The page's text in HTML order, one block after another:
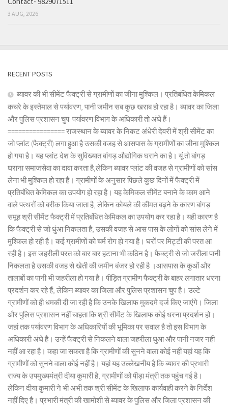
3 AUG, 2026
RECENT POSTS
ब्यावर की भी सीमेंट फैक्ट्री से ग्रामीणों का जीना मुश्किल। प्रतिबंधित केमिकल
कचरे के इस्तेमाल से पर्यावरण, पानी जमीन सब कुछ खराब हो रहा है। ब्यावर का जिला
और पुलिस प्रशासन चुप: पर्यावरण विभाग के अधिकारी तो अंधे हैं।
================ राजस्थान के ब्यावर के निकट अंधेरी देवरी में श्री सीमेंट का
जो प्लांट (फैक्ट्री) लगा हुआ है उसकी वजह से आसपास के ग्रामीणों का जीना मुश्किल
हो गया है। यह प्लांट देश के सुविख्यात बांगड़ औद्योगिक घराने का है। यूं तो बांगड़
घराना समाजसेवा का दावा करता है,लेकिन ब्यावर प्लांट की वजह से ग्रामीणों को सांस
लेना भी मुश्किल हो रहा है। ग्रामीणों के अनुसार पिछले कुछ दिनों में फैक्ट्री में
प्रतिबंधित केमिकल का उपयोग हो रहा है। यह केमिकल सीमेंट बनाने के काम आने
वाले पत्थरों को बरीक किया जाता है, लेकिन कोयले की कीमत बढ़ने के कारण बांगड़
समूह श्री सीमेंट फैक्ट्री में प्रतिबंधित केमिकल का उपयोग कर रहा है। यही कारण है
कि फैक्ट्री से जो धुंआ निकलता है, उसकी वजह से आस पास के लोगों को सांस लेने में
मुश्किल हो रही है। कई ग्रामीणों को चर्म रोग हो गया है। घरों पर मिट्टी की परत आ
रही है। इस जहरीली परत को बार बार हटाना भी कठिन है। फैक्ट्री से जो जरीला पानी
निकलता है उसकी वजह से खेती की जमीन बंजर हो रही है ।आसपास के कुओं और
तालाबों का पानी भी जहरीला हो गया है। पीड़ित ग्रामीण फैक्ट्री के बाहर लगातार धरना
प्रदर्शन कर रहे हैं, लेकिन ब्यावर का जिला और पुलिस प्रशासन चुप है। उल्टे
ग्रामीणों को ही धमकी दी जा रही है कि उनके खिलाफ मुकदमे दर्ज किए जाएंगे। जिला
और पुलिस प्रशासन नहीं चाहता कि श्री सीमेंट के खिलाफ कोई धरना प्रदर्शन हो।
जहां तक पर्यावरण विभाग के अधिकारियों की भूमिका पर सवाल है तो इस विभाग के
अधिकारी अंधे है। उन्हें फैक्ट्री से निकलने वाला जहरीला धुआ और पानी नजर नही
नहीं आ रहा है। कहा जा सकता है कि ग्रामीणों की सुनने वाला कोई नहीं यहां यह कि
ग्रामीणों को सुनने वाला कोई नहीं है। यहां यह उल्लेखनीय है कि ब्यावर की प्रभारी
राज्य के उपमुख्यमंत्री दीया कुमारी है, ग्रामीणों को पीड़ा मंत्री तक पहुंच गई है।
लेकिन दीया कुमारी ने भी अभी तक श्री सीमेंट के खिलाफ कार्यवाही करने के निर्देश
नहीं दिए है। प्रभारी मंत्री की खामोशी से ब्यावर के पुलिस और जिला प्रशासन की